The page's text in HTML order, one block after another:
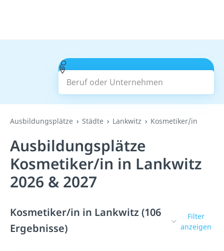
Beruf oder Unternehmen
Suchen
Ausbildungsplätze Städte Lankwitz Kosmetiker/in
Ausbildungsplätze
Kosmetiker/in in Lankwitz
2026 & 2027
Kosmetiker/in in Lankwitz (106
Ergebnisse)
Filter
anzeigen